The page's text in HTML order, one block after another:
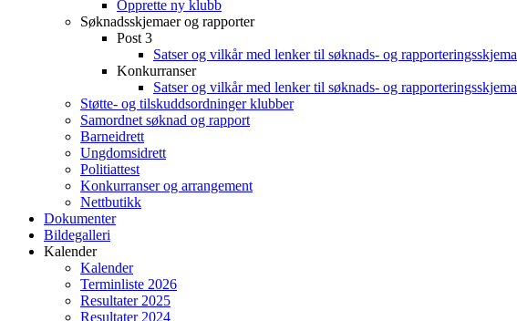
Opprette ny klubb
Søknadsskjemaer og rapporter
Post 3
Satser og vilkår med lenker til søknads- og rapporteringsskjema
Konkurranser
Satser og vilkår med lenker til søknads- og rapporteringsskjema
Støtte- og tilskuddsordninger klubber
Samordnet søknad og rapport
Barneidrett
Ungdomsidrett
Politiattest
Konkurranser og arrangement
Nettbutikk
Dokumenter
Bildegalleri
Kalender
Kalender
Terminliste 2026
Resultater 2025
Resultater 2024